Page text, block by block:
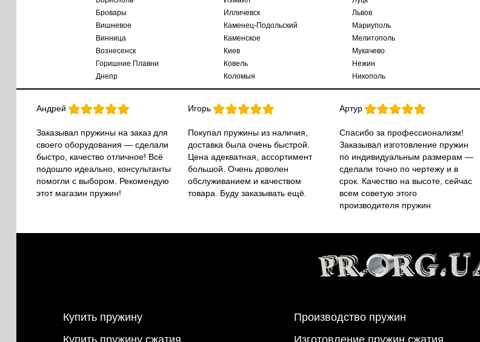
Бровары
Вишневое
Винница
Вознесенск
Горишние Плавни
Днепр
Илличевск
Каменец-Подольский
Каменское
Киев
Ковель
Коломыя
Львов
Мариуполь
Мелитополь
Мукачево
Нежин
Никополь
Андрей
Заказывал пружины на заказ для
своего оборудования — сделали
быстро, качество отличное! Всё
подошло идеально, консультанты
помогли с выбором. Рекомендую
этот магазин пружин!
Игорь
Покупал пружины из наличия,
доставка была очень быстрой.
Цена адекватная, ассортимент
большой. Очень доволен
обслуживанием и качеством
товара. Буду заказывать ещё.
Артур
Спасибо за профессионализм!
Заказывал изготовление пружин
по индивидуальным размерам —
сделали точно по чертежу и в
срок. Качество на высоте, сейчас
всем советую этого
производителя пружин
Купить пружину
Производство пружин